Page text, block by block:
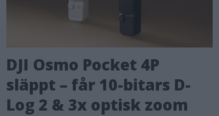
DJI Osmo Pocket 4P
släppt – får 10-bitars D-
Log 2 & 3x optisk zoom